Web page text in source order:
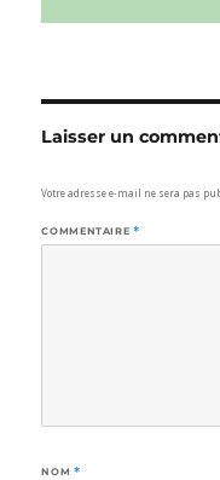
Laisser un
Votre adresse e-mail ne sera pas
COMMENTAIRE *
NOM *